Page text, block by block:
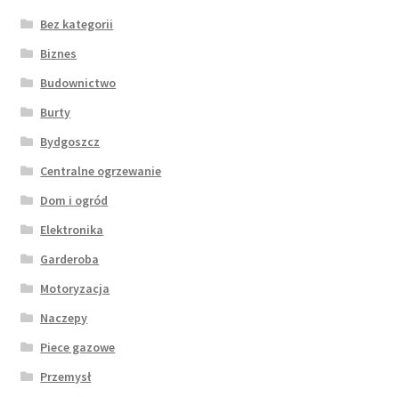
Bez kategorii
Biznes
Budownictwo
Burty
Bydgoszcz
Centralne ogrzewanie
Dom i ogród
Elektronika
Garderoba
Motoryzacja
Naczepy
Piece gazowe
Przemysł